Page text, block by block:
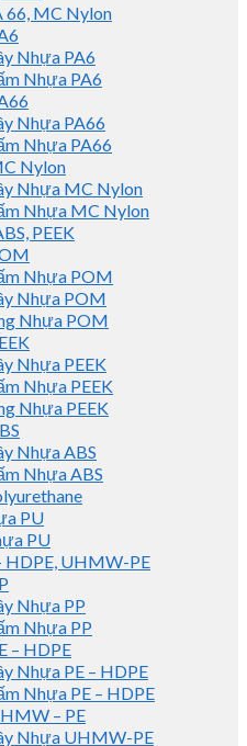
66, MC Nylon
Nhựa PA6
Nhựa PA6
Nhựa PA66
Nhựa PA66
Nylon
Nhựa MC Nylon
Nhựa MC Nylon
PEEK
Nhựa POM
Nhựa POM
Nhựa POM
Nhựa PEEK
Nhựa PEEK
Nhựa PEEK
Nhựa ABS
Nhựa ABS
PU
PU
HDPE, UHMW-PE
Nhựa PP
Nhựa PP
– HDPE
Nhựa PE – HDPE
Nhựa PE – HDPE
– PE
Nhựa UHMW-PE